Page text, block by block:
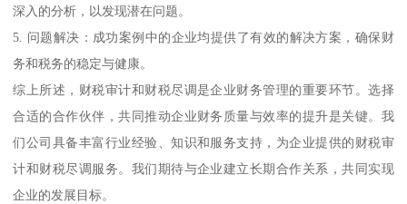
深入的分析，以发现潜在问题。
5. 问题解决：成功案例中的企业均提供了有效的解决方案，确保财
务和税务的稳定与健康。
综上所述，财税审计和财税尽调是企业财务管理的重要环节。选择
合适的合作伙伴，共同推动企业财务质量与效率的提升是关键。我
们公司具备丰富行业经验、知识和服务支持，为企业提供的财税审
计和财税尽调服务。我们期待与企业建立长期合作关系，共同实现
企业的发展目标。